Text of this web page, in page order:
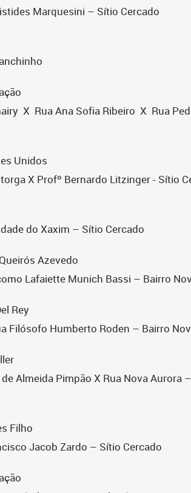
Marquesini – Sítio Cercado
X Rua Ana Sofia Ribeiro X Rua
Unidos
X Profº Bernardo Litzinger - Sítio
do Xaxim – Sítio Cercado
Azevedo
Lafaiette Munich Bassi – Bairro
Rey
Filósofo Humberto Roden – Bairro
Almeida Pimpão X Rua Nova Aurora
Filho
Jacob Zardo – Sítio Cercado